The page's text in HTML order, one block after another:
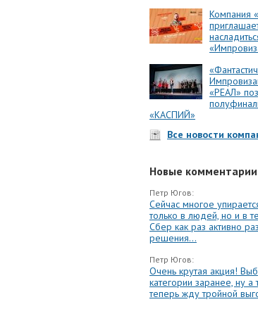
Компания
«РЕАЛ»
«КАСПИЙ»
Все новости
Новые комментарии
Петр Югов:
Сейчас многое
только в людей, но и в
Сбер как раз активно
решения...
Петр Югов:
Очень крутая акция!
категории заранее, ну а
теперь жду тройной